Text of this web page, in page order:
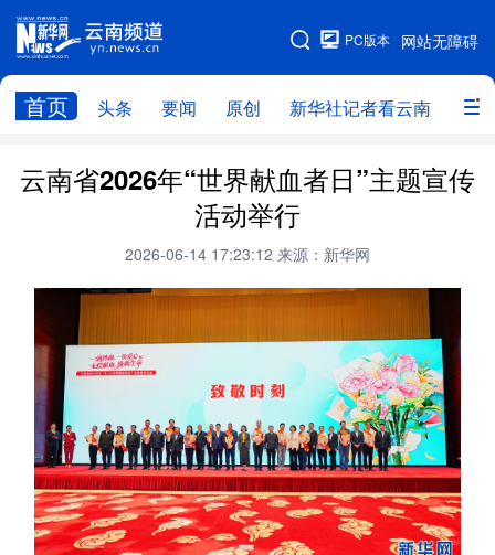
网站无障碍
PC版本
首页 头条 要闻 原创 新华社记者看云南 政务
网站地图
头条 云南要闻 本网原创
政务
云南省领导报道集
教育
州市
图片
服务 云南故事
云南青年说 趣看文物
云南省2026年“世界献血者日”主题宣传
活动举行
2026-06-14 17:23:12 来源：新华网